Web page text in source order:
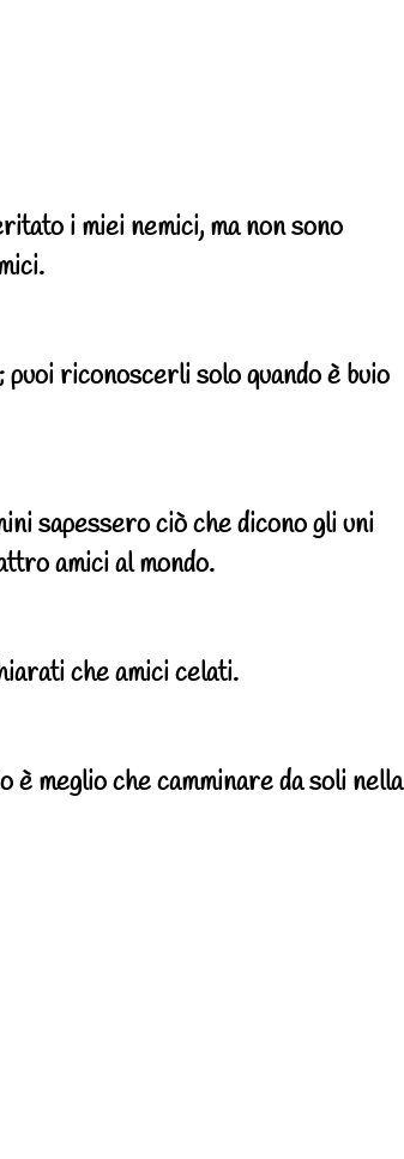
i miei nemici, ma non sono
riconoscerli solo quando è buio
sapessero ciò che dicono gli uni
amici al mondo.
che amici celati.
è meglio che camminare da soli nella